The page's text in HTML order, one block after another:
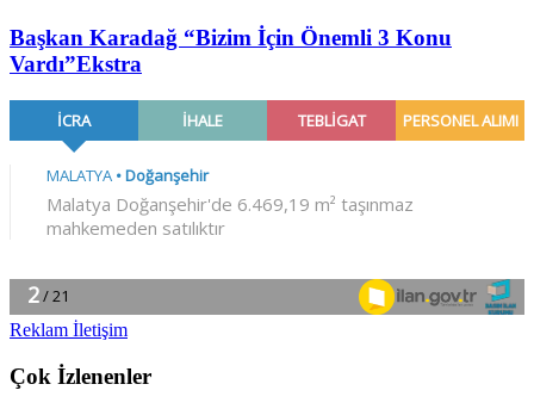
Başkan Karadağ “Bizim İçin Önemli 3 Konu
Vardı”Ekstra
Reklam İletişim
Çok İzlenenler